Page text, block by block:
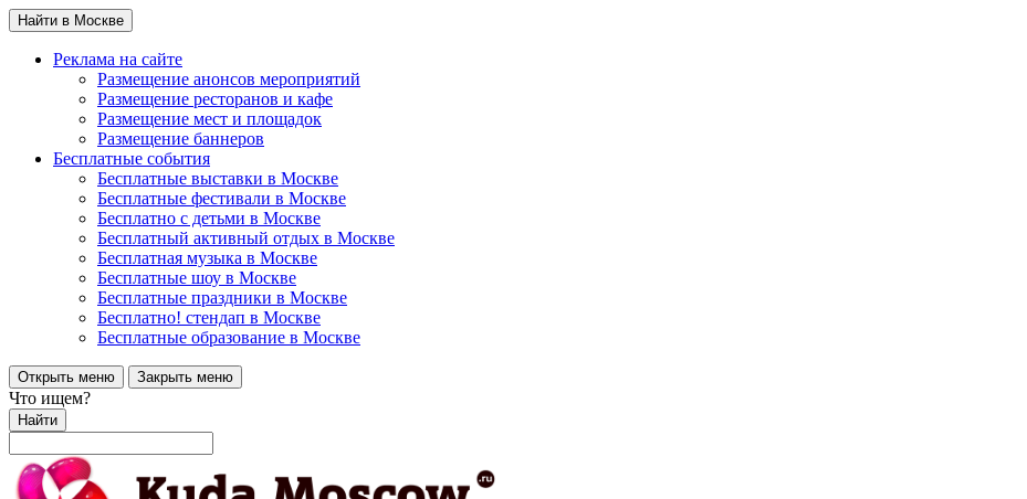
Найти в Москве
Реклама на сайте
Размещение анонсов мероприятий
Размещение ресторанов и кафе
Размещение мест и площадок
Размещение баннеров
Бесплатные события
Бесплатные выставки в Москве
Бесплатные фестивали в Москве
Бесплатно с детьми в Москве
Бесплатный активный отдых в Москве
Бесплатная музыка в Москве
Бесплатные шоу в Москве
Бесплатные праздники в Москве
Бесплатно! стендап в Москве
Бесплатные образование в Москве
Открыть меню Закрыть меню
Что ищем?
Найти